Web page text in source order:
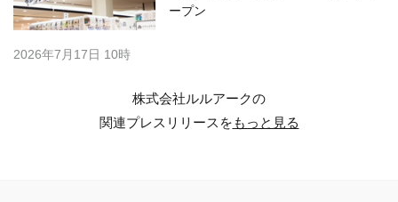
ープン
2026年7月17日 10時
株式会社ルルアークの
関連プレスリリースをもっと見る